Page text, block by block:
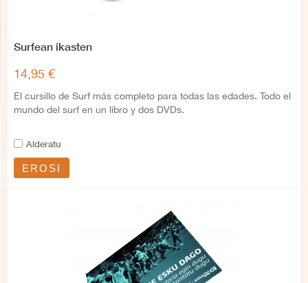
Surfean ikasten
14,95 €
El cursillo de Surf más completo para todas las edades. Todo el
mundo del surf en un libro y dos DVDs.
Alderatu
EROSI